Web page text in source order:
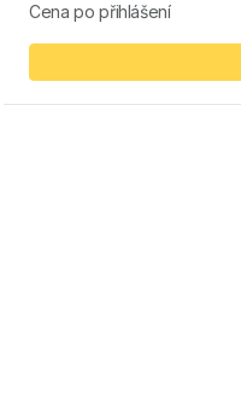
Cena po přihlášení